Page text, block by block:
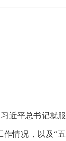
近平总书记就服
情况，以及“五